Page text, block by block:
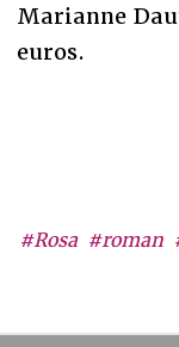
#Rosa #roman
Marianne
euros.